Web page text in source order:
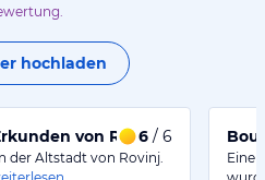
hochladen
von Rovinj.
6 / 6
der Altstadt von Rovinj.
Eine